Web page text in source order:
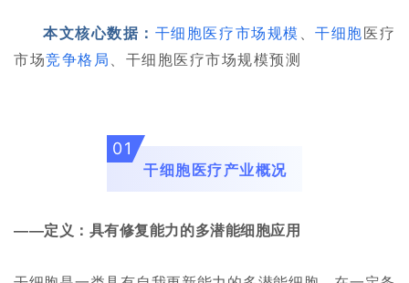
本文核心数据： 干细胞医疗市场规模 、干细胞 医疗
市场竞争格局 、干细胞医疗市场规模预测
01
干细胞医疗产业概况
——定义：具有修复能力的多潜能细胞应用